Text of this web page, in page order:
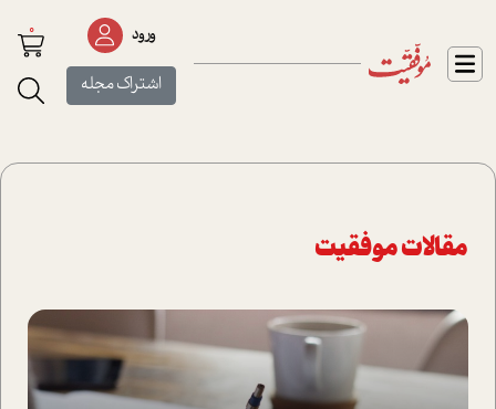
ورود
اشتراک مجله
0
مقالات موفقیت